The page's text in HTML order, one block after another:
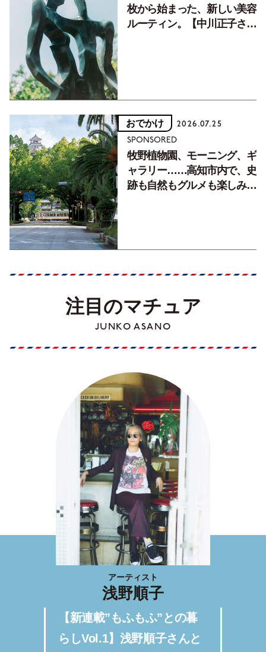
枚から始まった、新しい美容
ルーティン。【中川正子さん
おでかけ 2026.07.25
SPONSORED
牧野植物園、モーニング、ギ
ャラリー……高知市内で、史
跡も自然もグルメも楽しみ尽
注目のマチュア
JUNKO ASANO
アーティスト
浅野順子
【新連載”もふもふ”との暮
らしVol.1】浅野順子さんと